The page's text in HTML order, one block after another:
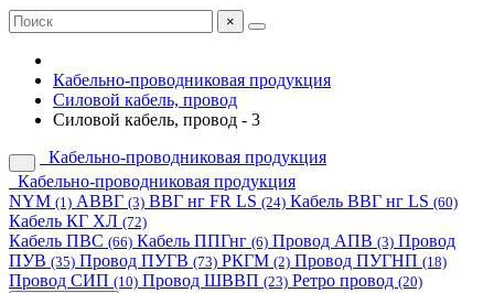
×
Кабельно-проводниковая продукция
Силовой кабель, провод
Силовой кабель, провод - 3
Кабельно-проводниковая продукция
Кабельно-проводниковая продукция
NYM (1) АВВГ (3) ВВГ нг FR LS (24) Кабель ВВГ нг LS (60)
Кабель КГ ХЛ (72)
Кабель ПВС (66) Кабель ППГнг (6) Провод АПВ (3) Провод
ПУВ (35) Провод ПУГВ (73) РКГМ (2) Провод ПУГНП (18)
Провод СИП (10) Провод ШВВП (23) Ретро провод (20)